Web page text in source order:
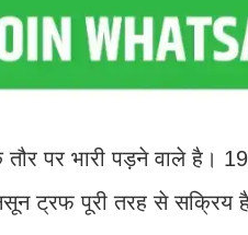
तौर पर भारी पड़ने वाले है।
ट्रफ पूरी तरह से सक्रिय